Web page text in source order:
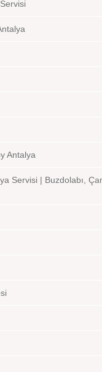
Antalya
Servisi | Buzdolabı,